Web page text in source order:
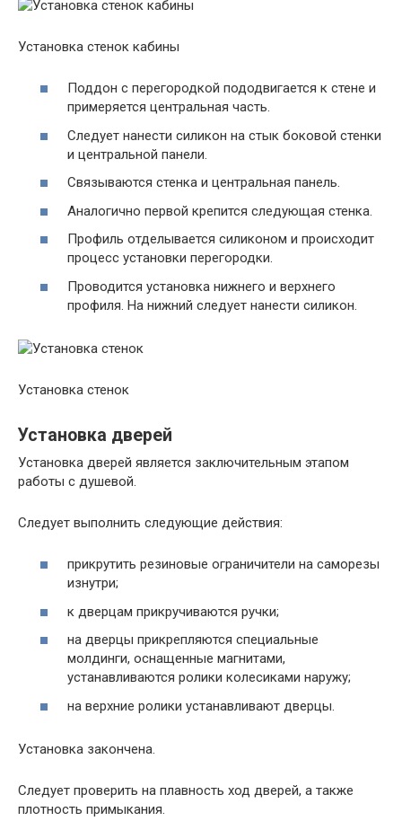
Установка стенок кабины
Поддон с перегородкой пододвигается к стене и
примеряется центральная часть.
Следует нанести силикон на стык боковой стенки
и центральной панели.
Связываются стенка и центральная панель.
Аналогично первой крепится следующая стенка.
Профиль отделывается силиконом и происходит
процесс установки перегородки.
Проводится установка нижнего и верхнего
профиля. На нижний следует нанести силикон.
Установка стенок
Установка дверей
Установка дверей является заключительным этапом
работы с душевой.
Следует выполнить следующие действия:
прикрутить резиновые ограничители на саморезы
изнутри;
к дверцам прикручиваются ручки;
на дверцы прикрепляются специальные
молдинги, оснащенные магнитами,
устанавливаются ролики колесиками наружу;
на верхние ролики устанавливают дверцы.
Установка закончена.
Следует проверить на плавность ход дверей, а также
плотность примыкания.